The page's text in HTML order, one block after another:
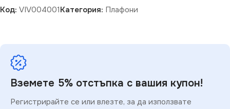
Код: VIV004001Категория: Плафони
Вземете 5% отстъпка с вашия купон!
Регистрирайте се или влезте, за да използвате